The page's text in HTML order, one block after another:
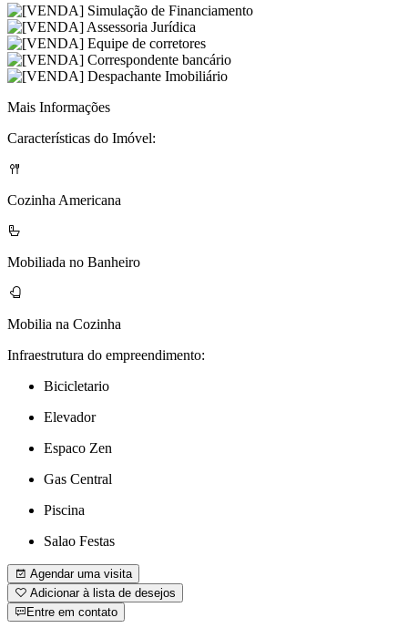
Mais Informações
Características do Imóvel:
Cozinha Americana
Mobiliada no Banheiro
Mobilia na Cozinha
Infraestrutura do empreendimento:
Bicicletario
Elevador
Espaco Zen
Gas Central
Piscina
Salao Festas
Agendar uma visita
Adicionar à lista de desejos
Entre em contato